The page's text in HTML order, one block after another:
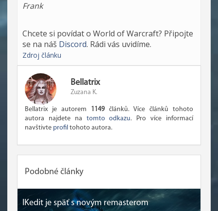
Frank
Chcete si povídat o World of Warcraft? Připojte
se na náš Discord. Rádi vás uvidíme.
Zdroj článku
Bellatrix
Zuzana K.
Bellatrix je autorem 1149článků. Více článků tohoto
autora najdete na tomto odkazu. Pro více informací
navštivte profil tohoto autora.
Podobné články
IKedit je späť s novým remasterom